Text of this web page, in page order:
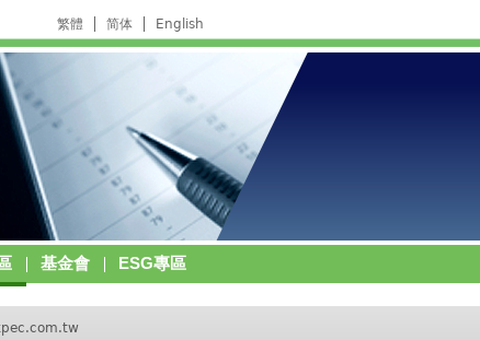
繁體 简体 English
基金會 ESG專區